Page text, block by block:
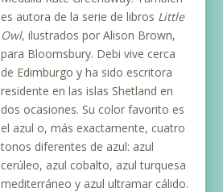
es autora de la serie de libros Little
Owl, ilustrados por Alison Brown,
para Bloomsbury. Debi vive cerca
de Edimburgo y ha sido escritora
residente en las islas Shetland en
dos ocasiones. Su color favorito es
el azul o, más exactamente, cuatro
tonos diferentes de azul: azul
cerúleo, azul cobalto, azul turquesa
mediterráneo y azul ultramar cálido.